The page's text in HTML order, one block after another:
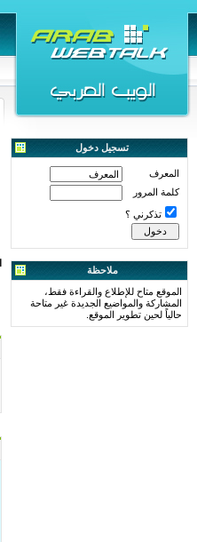
تسجيل دخول
المعرف
كلمة المرور
تذكرني ؟
ملاحظة
الموقع متاح للإطلاع والقراءة فقط،
المشاركة والمواضيع الجديدة غير متاحة
حالياً لحين تطوير الموقع.